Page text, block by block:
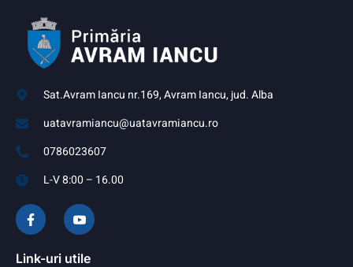
Sat.Avram Iancu nr.169, Avram Iancu, jud. Alba
uatavramiancu@uatavramiancu.ro
0786023607
L-V 8:00 – 16.00
Link-uri utile